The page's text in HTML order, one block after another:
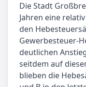
Die Stadt
Jahren eine
den
Gewerbesteuer-
deutlichen
seitdem auf
blieben die